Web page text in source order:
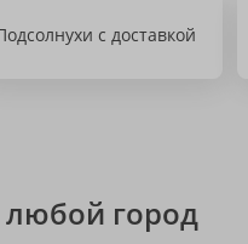
с доставкой
любой город